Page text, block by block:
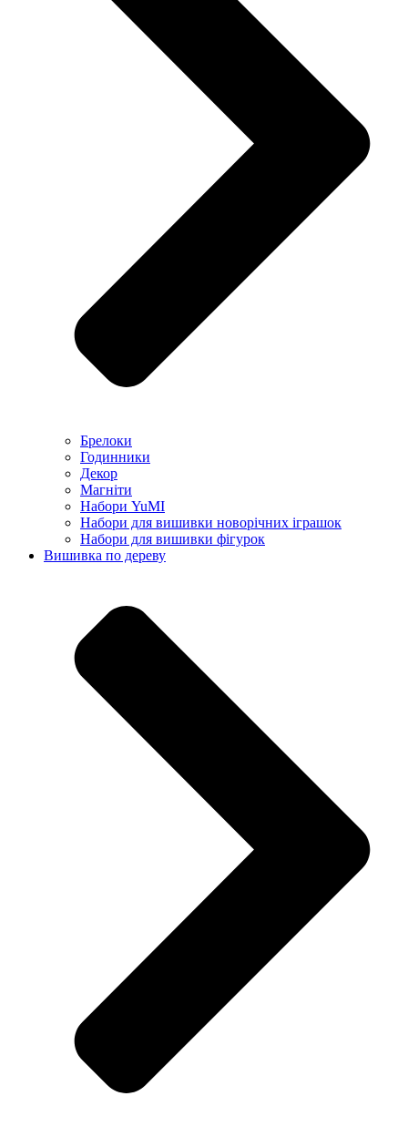
Брелоки
Годинники
Декор
Магніти
Набори YuMI
Набори для вишивки новорічних іграшок
Набори для вишивки фігурок
Вишивка по дереву